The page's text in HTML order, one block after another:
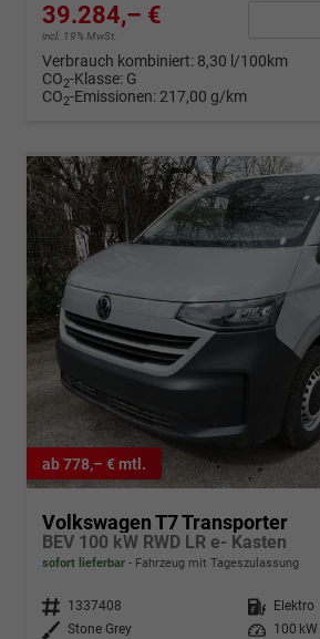
39.284,– €
incl. 19% MwSt.
Verbrauch kombiniert: 8,30 l/100km
CO2-Klasse: G
CO2-Emissionen: 217,00 g/km
ab 778,– € mtl.
Volkswagen T7 Transporter
BEV 100 kW RWD LR e- Kasten
sofort lieferbar Fahrzeug mit Tageszulassung
Fahrzeugnr. 1337408 Kraftstoff
Elektro
Außenfarbe Stone Grey Leistung
100